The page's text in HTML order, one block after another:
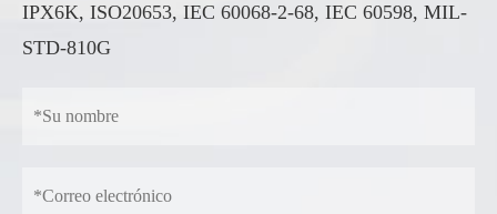
IPX6K, ISO20653, IEC 60068-2-68, IEC 60598, MIL-
STD-810G